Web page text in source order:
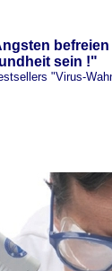
sein !"
"Virus-